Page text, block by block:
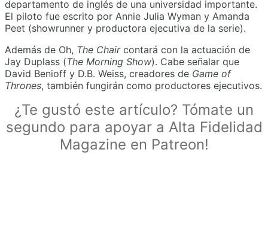
departamento de inglés de una universidad importante.
El piloto fue escrito por Annie Julia Wyman y Amanda
Peet (showrunner y productora ejecutiva de la serie).
Además de Oh, The Chaircontará con la actuación de
Jay Duplass (The Morning Show). Cabe señalar que
David Benioff y D.B. Weiss, creadores de Game of
Thrones, también fungirán como productores ejecutivos.
¿Te gustó este artículo? Tómate un
segundo para apoyar a Alta Fidelidad
Magazine en Patreon!